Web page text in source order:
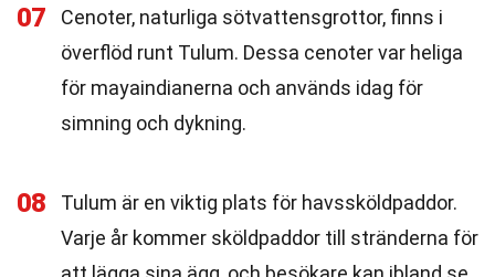
07
Cenoter, naturliga sötvattensgrottor, finns i
överflöd runt Tulum. Dessa cenoter var heliga
för mayaindianerna och används idag för
simning och dykning.
08
Tulum är en viktig plats för havssköldpaddor.
Varje år kommer sköldpaddor till stränderna för